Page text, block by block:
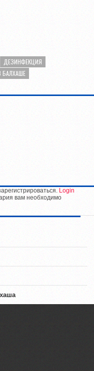
ДЕЗИНФЕКЦИЯ
Login
вам необходимо